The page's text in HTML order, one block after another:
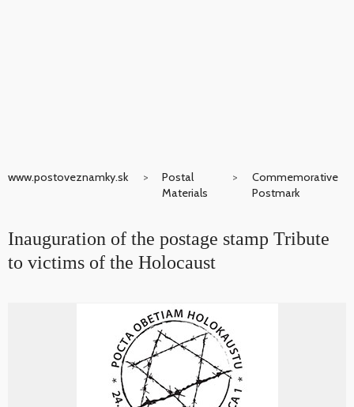
www.postoveznamky.sk
Postal
Materials
Commemorative
Postmark
Inauguration of the postage stamp Tribute
to victims of the Holocaust